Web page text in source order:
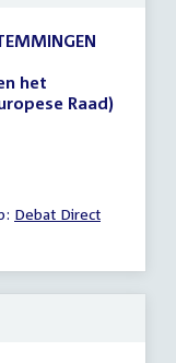
het
Raad)
External
Debat Direct